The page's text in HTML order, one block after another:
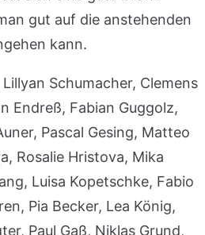
gut auf die anstehenden
kann.
Schumacher, Clemens
Endreß, Fabian Guggolz,
Pascal Gesing, Matteo
Rosalie Hristova, Mika
Luisa Kopetschke, Fabio
Pia Becker, Lea König,
Paul Gaß, Niklas Grund,